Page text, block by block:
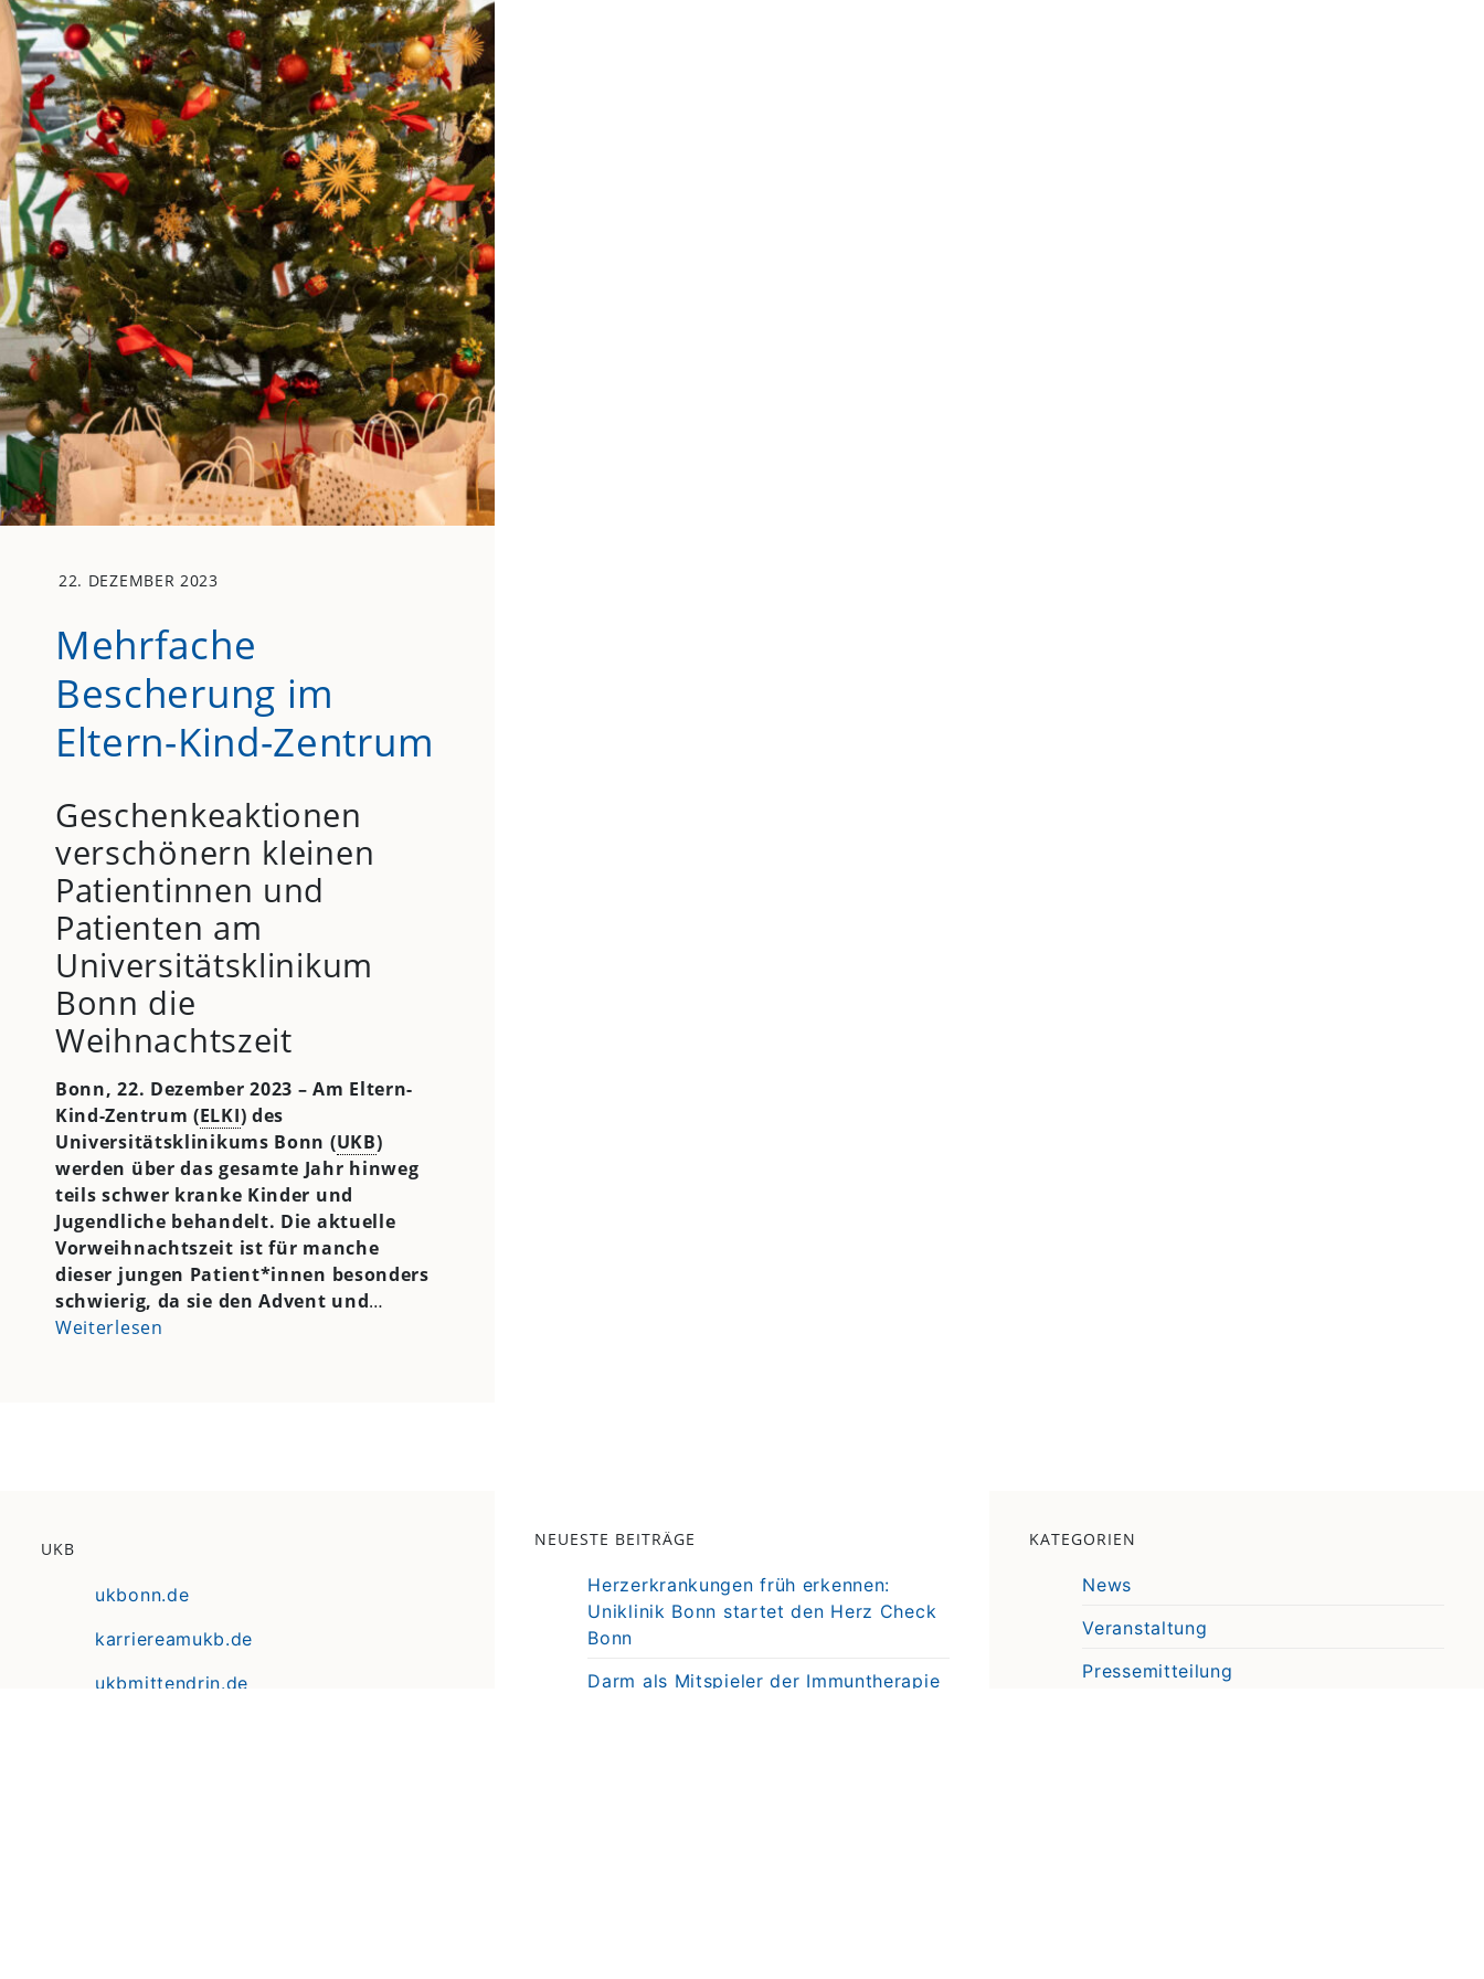
22. DEZEMBER 2023
Mehrfache
Bescherung im
Eltern-Kind-Zentrum
Geschenkeaktionen
verschönern kleinen
Patientinnen und
Patienten am
Universitätsklinikum
Bonn die
Weihnachtszeit
Bonn, 22. Dezember 2023 – Am Eltern-
Kind-Zentrum (ELKI) des
Universitätsklinikums Bonn (UKB)
werden über das gesamte Jahr hinweg
teils schwer kranke Kinder und
Jugendliche behandelt. Die aktuelle
Vorweihnachtszeit ist für manche
dieser jungen Patient*innen besonders
schwierig, da sie den Advent und…
Weiterlesen
UKB
ukbonn.de
karriereamukb.de
ukbmittendrin.de
NEUESTE BEITRÄGE
Herzerkrankungen früh erkennen:
Uniklinik Bonn startet den Herz Check
Bonn
Darm als Mitspieler der Immuntherapie
KATEGORIEN
News
Veranstaltung
Pressemitteilung